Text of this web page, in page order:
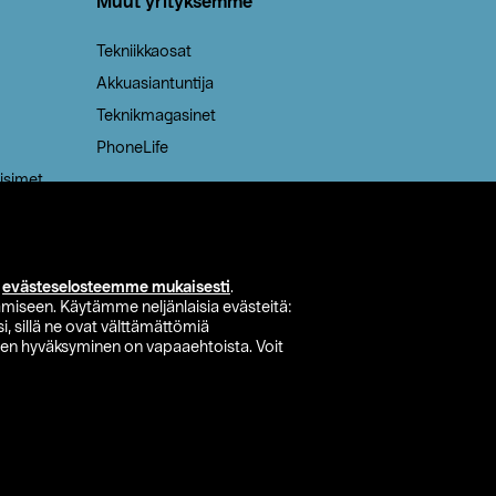
evästeselosteemme mukaisesti.
Käytämme neljänlaisia evästeitä:
sillä ne ovat välttämättömiä
hyväksyminen on vapaaehtoista. Voit
Tekniikkaosat
Akkuasiantuntija
Teknikmagasinet
PhoneLife